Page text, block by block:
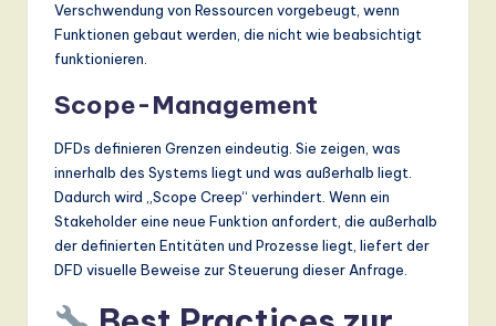
Verschwendung von Ressourcen vorgebeugt, wenn
Funktionen gebaut werden, die nicht wie beabsichtigt
funktionieren.
Scope-Management
DFDs definieren Grenzen eindeutig. Sie zeigen, was
innerhalb des Systems liegt und was außerhalb liegt.
Dadurch wird „Scope Creep“ verhindert. Wenn ein
Stakeholder eine neue Funktion anfordert, die außerhalb
der definierten Entitäten und Prozesse liegt, liefert der
DFD visuelle Beweise zur Steuerung dieser Anfrage.